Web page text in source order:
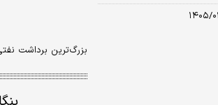
بزرگ‌ترین برداشت